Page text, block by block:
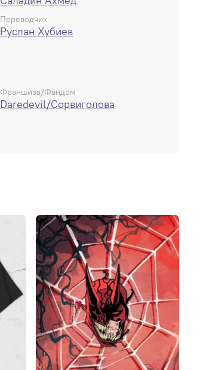
Переводчик
Руслан Хубиев
Франшиза/Фандом
Daredevil/Сорвиголова